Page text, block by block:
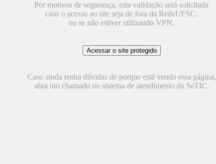
Por motivos de segurança, esta validação será solicitada
caso o acesso ao site seja de fora da RedeUFSC,
ou se não estiver utilizando VPN.
Caso ainda tenha dúvidas de porque está vendo essa página,
abra um chamado no sistema de atendimento da SeTIC.